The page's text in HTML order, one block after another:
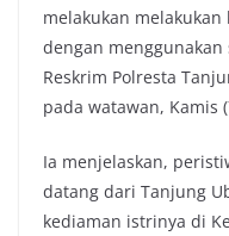
melakukan
dengan menggunakan
Reskrim Polresta
pada watawan, Kamis
Ia menjelaskan,
datang dari Tanjung
kediaman istrinya di